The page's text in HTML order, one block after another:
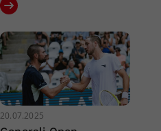
20.07.2025